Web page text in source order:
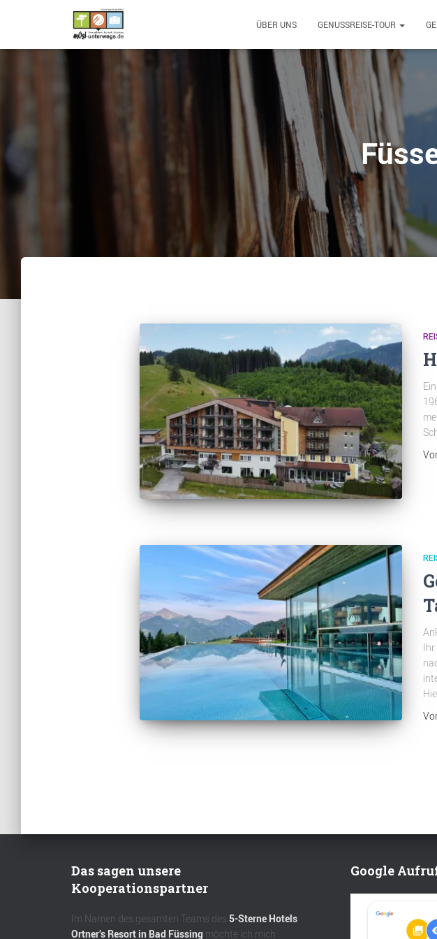
ÜBER UNS GENUSSREISE-TOUR
Das sagen unsere
Kooperationspartner
Im Namen des gesamten Teams des 5-Sterne Hotels
Ortner’s Resort in Bad Füssing möchte ich mich
Google